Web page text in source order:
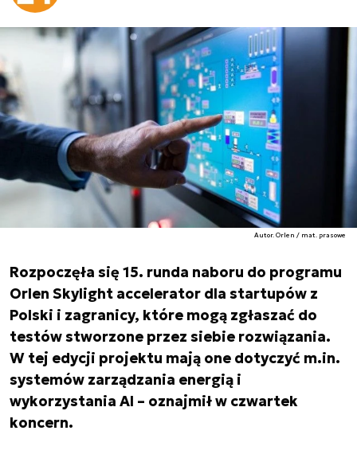
Autor. Orlen / mat. prasowe
Rozpoczęła się 15. runda naboru do programu
Orlen Skylight accelerator dla startupów z
Polski i zagranicy, które mogą zgłaszać do
testów stworzone przez siebie rozwiązania.
W tej edycji projektu mają one dotyczyć m.in.
systemów zarządzania energią i
wykorzystania AI – oznajmił w czwartek
koncern.